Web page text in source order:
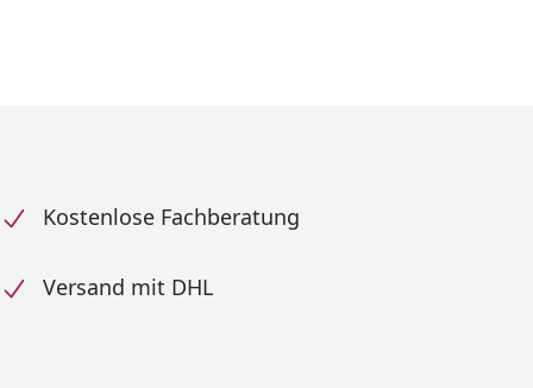
Kostenlose Fachberatung
Versand mit DHL